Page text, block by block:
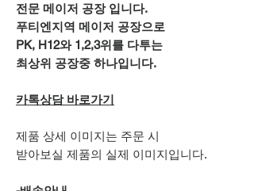
전문 메이저 공장 입니다.
푸티엔지역 메이저 공장으로
PK, H12와 1,2,3위를 다투는
최상위 공장중 하나입니다.
카톡상담 바로가기
제품 상세 이미지는 주문 시
받아보실 제품의 실제 이미지입니다.